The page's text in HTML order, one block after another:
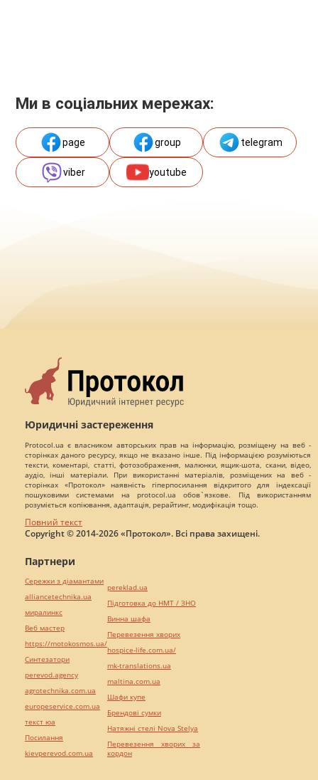
Ми в соціальних мережах:
page group telegram
viber youtube
Юридичні застереження
Protocol.ua є власником авторських прав на інформацію, розміщену на веб -
сторінках даного ресурсу, якщо не вказано інше. Під інформацією розуміються
тексти, коментарі, статті, фотозображення, малюнки, ящик-шота, скани, відео,
аудіо, інші матеріали. При використанні матеріалів, розміщених на веб -
сторінках «Протокол» наявність гіперпосилання відкритого для індексації
пошуковими системами на protocol.ua обов`язкове. Під використанням
розуміється копіювання, адаптація, рерайтинг, модифікація тощо.
Повний текст
Copyright © 2014-2026 «Протокол». Всі права захищені.
Партнери
Сережки з діамантами
alliancetechnika.ua
миралинкс
Веб мастер
https://motokosmos.ua/
Синтезатори
perevod.agency
agrotechnika.com.ua
europeservice.com.ua
текст юа
Посилання
kievperevod.com.ua
pereklad.ua
Підготовка до НМТ / ЗНО
Винна шафа
Перевезення хворих
hospice-life.com.ua/
mk-translations.ua
maltina.com.ua
Шафи купе
Брендові сумки
Натяжні стелі Nova Stelya
Перевезення хворих за
кордон